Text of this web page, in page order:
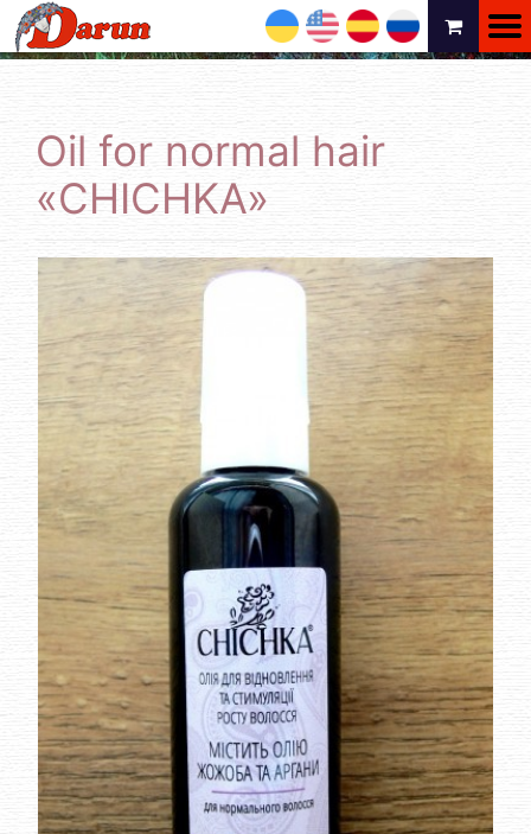
UA EN ES RU
Oil for normal hair
«CHICHKA»